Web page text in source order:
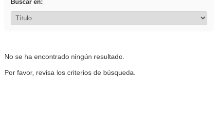
Buscar en:
No se ha encontrado ningún resultado.
Por favor, revisa los criterios de búsqueda.